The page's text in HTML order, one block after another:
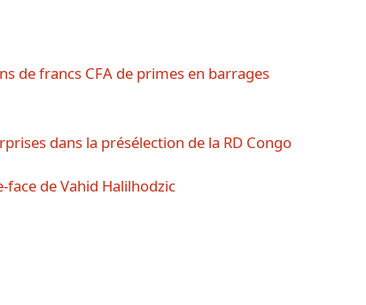
de francs CFA de primes en barrages
dans la présélection de la RD Congo
de Vahid Halilhodzic